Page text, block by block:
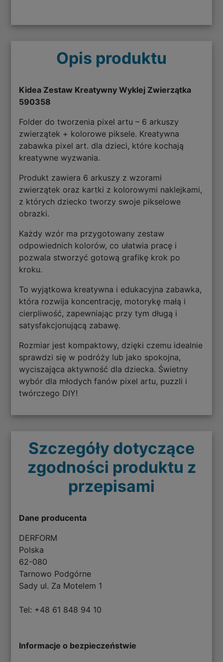
Opis produktu
Kidea Zestaw Kreatywny Wyklej Zwierzątka
590358
Folder do tworzenia pixel artu – 6 arkuszy
zwierzątek + kolorowe piksele. Kreatywna
zabawka pixel art. dla dzieci, które kochają
kreatywne wyzwania.
Produkt zawiera 6 arkuszy z wzorami
zwierzątek oraz kartki z kolorowymi naklejkami,
z których dziecko tworzy swoje pikselowe
obrazki.
Każdy wzór ma przygotowany zestaw
odpowiednich kolorów, co ułatwia pracę i
pozwala stworzyć gotową grafikę krok po
kroku.
To wyjątkowa kreatywna i edukacyjna zabawka,
która rozwija koncentrację, motorykę małą i
cierpliwość, zapewniając przy tym długą i
satysfakcjonującą zabawę.
Rozmiar jest kompaktowy, dzięki czemu idealnie
sprawdzi się w podróży lub jako spokojna,
wyciszająca aktywność dla dziecka. Świetny
wybór dla młodych fanów pixel artu, puzzli i
twórczego DIY!
Szczegóły dotyczące
zgodności produktu z
przepisami
Dane producenta
DERFORM
Polska
62-080
Tarnowo Podgórne
Sady ul. Za Motelem 1
Tel: +48 61 848 94 10
Informacje o bezpieczeństwie